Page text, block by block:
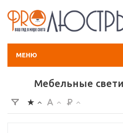
МЕНЮ
Мебельные